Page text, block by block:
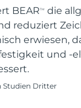
BEARTM
die
reduziert
erwiesen,
und -
Studien Dritter